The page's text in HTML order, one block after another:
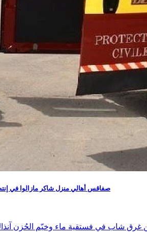
صفاقس أهالي منزل شاكر مازالوا في